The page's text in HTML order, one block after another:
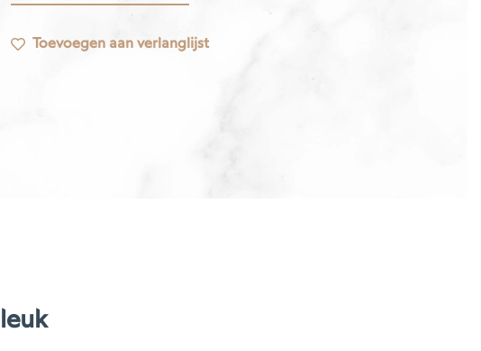
Libellule
ketting
Toevoegen aan verlanglijst